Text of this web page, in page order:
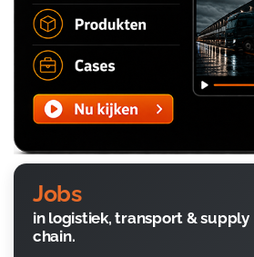
Jobs
in logistiek, transport & supply
chain.